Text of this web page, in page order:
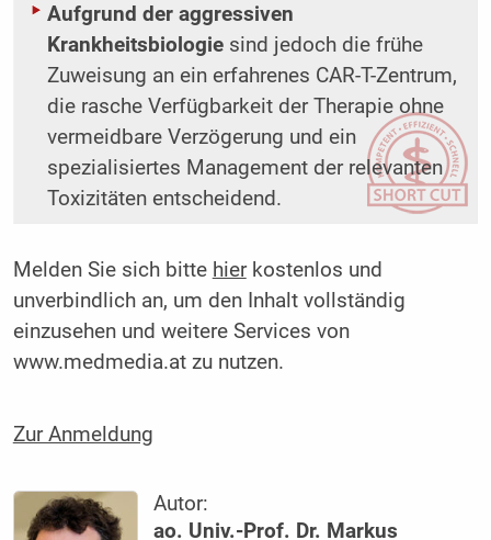
Aufgrund der aggressiven
Krankheitsbiologie sind jedoch die frühe
Zuweisung an ein erfahrenes CAR-T-Zentrum,
die rasche Verfügbarkeit der Therapie ohne
vermeidbare Verzögerung und ein
spezialisiertes Management der relevanten
Toxizitäten entscheidend.
Melden Sie sich bitte hierkostenlos und
unverbindlich an, um den Inhalt vollständig
einzusehen und weitere Services von
www.medmedia.at zu nutzen.
Zur Anmeldung
Autor:
ao. Univ.-Prof. Dr. Markus